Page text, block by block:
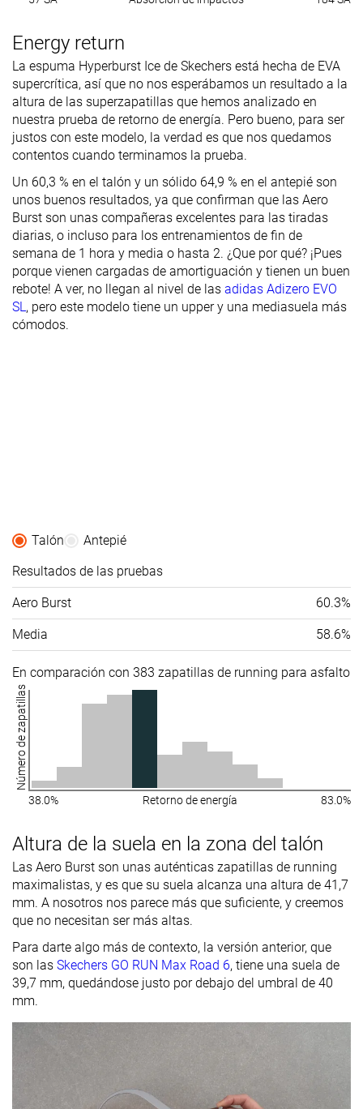
Energy return
La espuma Hyperburst Ice de Skechers está hecha de EVA
supercrítica, así que no nos esperábamos un resultado a la
altura de las superzapatillas que hemos analizado en
nuestra prueba de retorno de energía. Pero bueno, para ser
justos con este modelo, la verdad es que nos quedamos
contentos cuando terminamos la prueba.
Un 60,3 % en el talón y un sólido 64,9 % en el antepié son
unos buenos resultados, ya que confirman que las Aero
Burst son unas compañeras excelentes para las tiradas
diarias, o incluso para los entrenamientos de fin de
semana de 1 hora y media o hasta 2. ¿Que por qué? ¡Pues
porque vienen cargadas de amortiguación y tienen un buen
rebote! A ver, no llegan al nivel de las adidas Adizero EVO
SL, pero este modelo tiene un upper y una mediasuela más
cómodos.
Talón
Antepié
Resultados de las pruebas
Aero Burst 60.3%
Media 58.6%
En comparación con 383 zapatillas de running para asfalto
Número de zapatillas
38.0% Retorno de energía 83.0%
Altura de la suela en la zona del talón
Las Aero Burst son unas auténticas zapatillas de running
maximalistas, y es que su suela alcanza una altura de 41,7
mm. A nosotros nos parece más que suficiente, y creemos
que no necesitan ser más altas.
Para darte algo más de contexto, la versión anterior, que
son las Skechers GO RUN Max Road 6, tiene una suela de
39,7 mm, quedándose justo por debajo del umbral de 40
mm.